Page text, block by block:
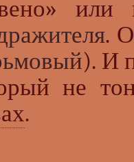
или
.
). И
не
.